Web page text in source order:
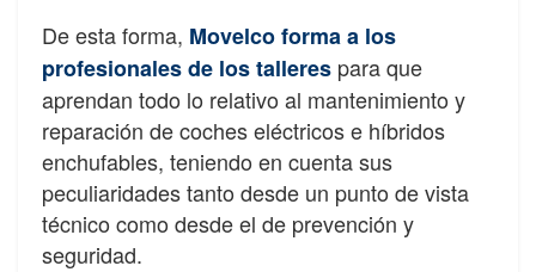
De esta forma, Movelco forma a los
profesionales de los talleres para que
aprendan todo lo relativo al mantenimiento y
reparación de coches eléctricos e híbridos
enchufables, teniendo en cuenta sus
peculiaridades tanto desde un punto de vista
técnico como desde el de prevención y
seguridad.